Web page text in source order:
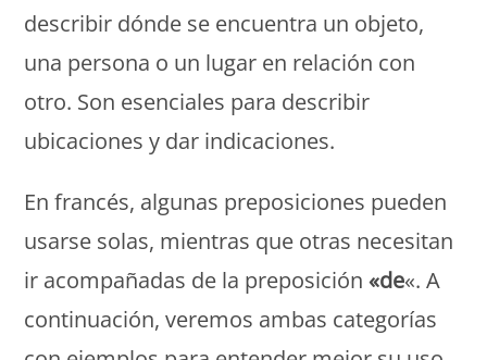
describir dónde se encuentra un objeto,
una persona o un lugar en relación con
otro. Son esenciales para describir
ubicaciones y dar indicaciones.
En francés, algunas preposiciones pueden
usarse solas, mientras que otras necesitan
ir acompañadas de la preposición«de«. A
continuación, veremos ambas categorías